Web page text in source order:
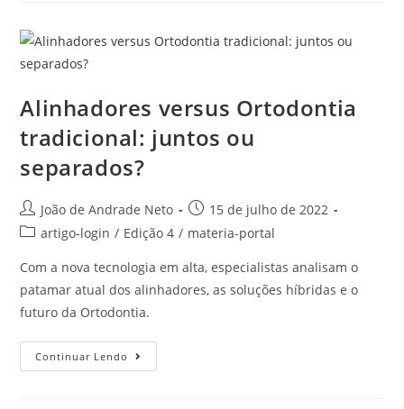
Alinhadores versus Ortodontia
tradicional: juntos ou
separados?
João de Andrade Neto
15 de julho de 2022
artigo-login / Edição 4 / materia-portal
Com a nova tecnologia em alta, especialistas analisam o
patamar atual dos alinhadores, as soluções híbridas e o
futuro da Ortodontia.
Continuar Lendo